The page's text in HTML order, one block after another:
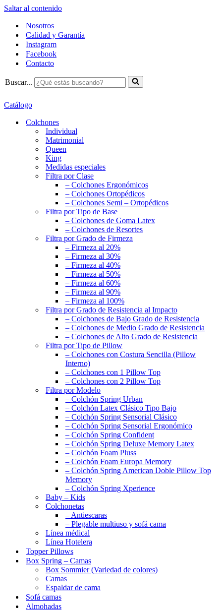
Saltar al contenido
Nosotros
Calidad y Garantía
Instagram
Facebook
Contacto
Buscar...
Catálogo
Colchones
Individual
Matrimonial
Queen
King
Medidas especiales
Filtra por Clase
– Colchones Ergonómicos
– Colchones Ortopédicos
– Colchones Semi – Ortopédicos
Filtra por Tipo de Base
– Colchones de Goma Latex
– Colchones de Resortes
Filtra por Grado de Firmeza
– Firmeza al 20%
– Firmeza al 30%
– Firmeza al 40%
– Firmeza al 50%
– Firmeza al 60%
– Firmeza al 90%
– Firmeza al 100%
Filtra por Grado de Resistencia al Impacto
– Colchones de Bajo Grado de Resistencia
– Colchones de Medio Grado de Resistencia
– Colchones de Alto Grado de Resistencia
Filtra por Tipo de Pillow
– Colchones con Costura Sencilla (Pillow
Interno)
– Colchones con 1 Pillow Top
– Colchones con 2 Pillow Top
Filtra por Modelo
– Colchón Spring Urban
– Colchón Latex Clásico Tipo Bajo
– Colchón Spring Sensorial Clásico
– Colchón Spring Sensorial Ergonómico
– Colchón Spring Confident
– Colchón Spring Deluxe Memory Latex
– Colchón Foam Pluss
– Colchón Foam Europa Memory
– Colchón Spring American Doble Pillow Top
Memory
– Colchón Spring Xperience
Baby – Kids
Colchonetas
– Antiescaras
– Plegable multiuso y sofá cama
Línea médical
Línea Hotelera
Topper Pillows
Box Spring – Camas
Box Sommier (Variedad de colores)
Camas
Espaldar de cama
Sofá camas
Almohadas